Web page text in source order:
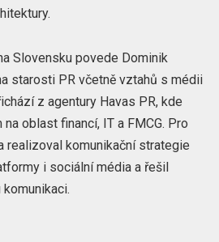
Slovensku povede Dominik
starosti PR včetně vztahů s médii
z agentury Havas PR, kde
oblast financí, IT a FMCG. Pro
realizoval komunikační strategie
i sociální média a řešil